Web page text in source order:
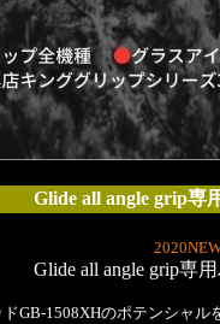
Glide all angle grip専
Glide all angle grip専
GB-1508XHのポテンシャ